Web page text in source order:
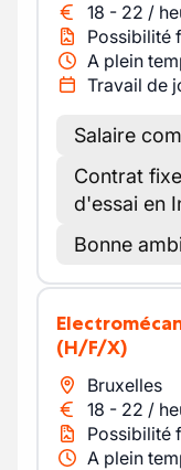
18 - 22 /
Possibilité
A plein
Travail de
Salaire
Contrat
d'essai en
Bonne
(H/F/X)
Bruxelles
18 - 22 /
Possibilité
A plein